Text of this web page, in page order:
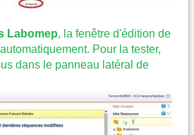
Labomep, la fenêtre d'édition de
Pour la tester,
dans le panneau latéral de